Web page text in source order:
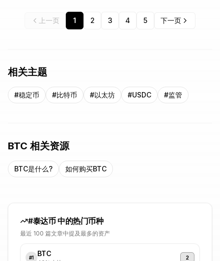
金融科技公司于2025年11月
上一页 1 2 3 4 5 下一页
相关主题
#稳定币 #比特币 #以太坊 #USDC #监管
BTC 相关资源
BTC是什么? 如何购买BTC
#泰达币中的热门币种
最近 100 篇文章中提及最多的资产
#1 BTC 2